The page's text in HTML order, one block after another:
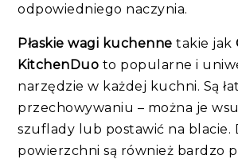
odpowiedniego naczynia.
Płaskie wagi kuchenne takie jak
KitchenDuo to popularne i
narzędzie w każdej kuchni. Są
przechowywaniu – można je
szuflady lub postawić na blacie.
powierzchni są również bardzo